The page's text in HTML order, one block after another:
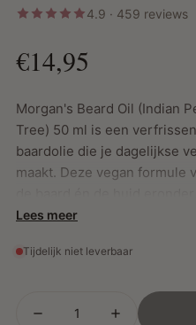
4.9 · 459 reviews
€14,95
Morgan's Beard Oil (Indian
Tree) 50 ml is een
baardolie die je dagelijkse
maakt. Deze vegan formule
van Indiase pepermunt,
achter. Pepermuntolie
terwijl tea tree-olie helpt
huid en een gezonde
Lees meer
Tijdelijk niet leverbaar